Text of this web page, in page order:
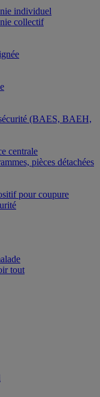
individuel
collectif
(BAES, BAEH,
centrale
pièces détachées
pour coupure
tout